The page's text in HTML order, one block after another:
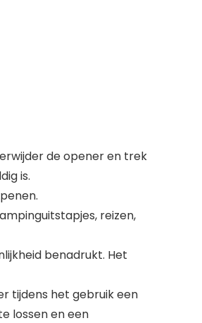
de opener en trek
is.
reizen,
benadrukt. Het
tijdens het gebruik een
lossen en een